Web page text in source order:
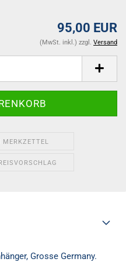
95,00 EUR
(MwSt. inkl.) zzgl. Versand
MERKZETTEL
Grosse Germany.